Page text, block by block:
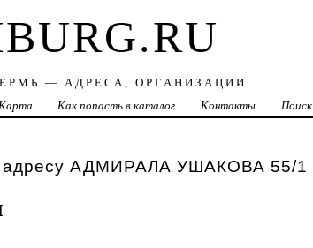
— АДРЕСА, ОРГАНИЗАЦИИ
Как попасть в каталог Контакты Поиск
адресу АДМИРАЛА УШАКОВА 55/1